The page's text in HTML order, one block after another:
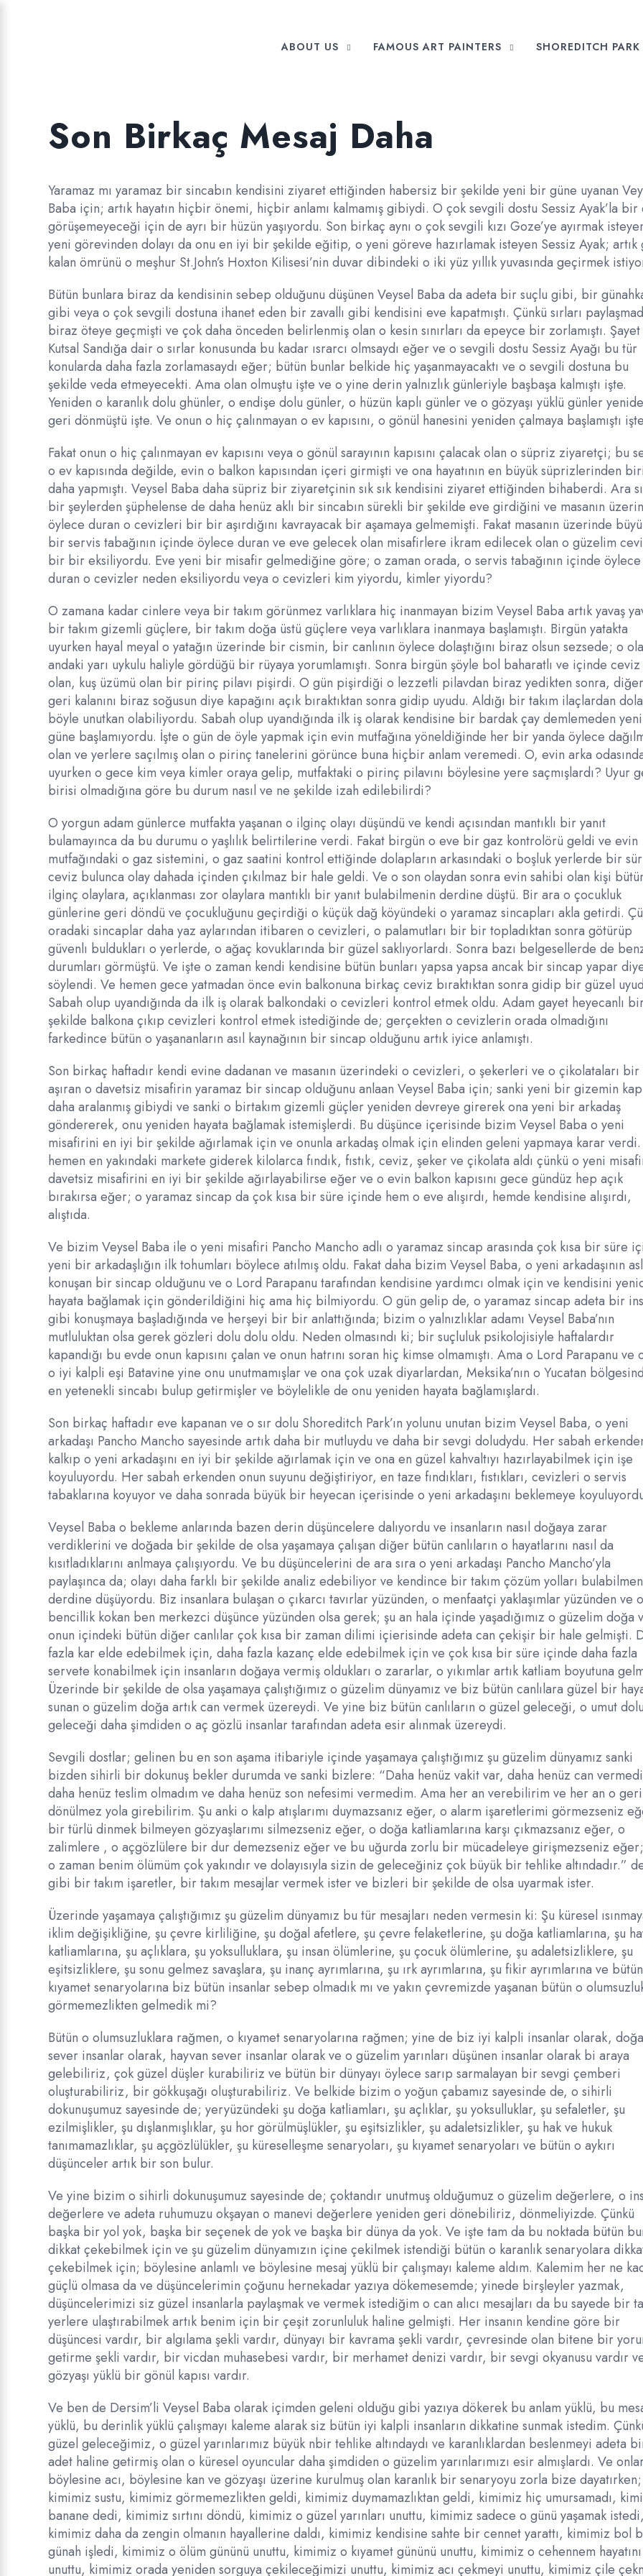
ABOUT US FAMOUS ART PAINTERS SHOREDITCH PARK
Son Birkaç Mesaj Daha
Yaramaz mı yaramaz bir sincabın kendisini ziyaret ettiğinden habersiz bir şekilde yeni bir güne uyanan
Baba için; artık hayatın hiçbir önemi, hiçbir anlamı kalmamış gibiydi. O çok sevgili dostu Sessiz Ayak’la bir
görüşemeyeceği için de ayrı bir hüzün yaşıyordu. Son birkaç aynı o çok sevgili kızı Goze’ye ayırmak
yeni görevinden dolayı da onu en iyi bir şekilde eğitip, o yeni göreve hazırlamak isteyen Sessiz Ayak; artık
kalan ömrünü o meşhur St.John’s Hoxton Kilisesi’nin duvar dibindeki o iki yüz yıllık yuvasında geçirmek
Bütün bunlara biraz da kendisinin sebep olduğunu düşünen Veysel Baba da adeta bir suçlu gibi, bir
gibi veya o çok sevgili dostuna ihanet eden bir zavallı gibi kendisini eve kapatmıştı. Çünkü sırları
biraz öteye geçmişti ve çok daha önceden belirlenmiş olan o kesin sınırları da epeyce bir zorlamıştı.
Kutsal Sandığa dair o sırlar konusunda bu kadar ısrarcı olmsaydı eğer ve o sevgili dostu Sessiz Ayağı bu tür
konularda daha fazla zorlamasaydı eğer; bütün bunlar belkide hiç yaşanmayacaktı ve o sevgili dostuna bu
şekilde veda etmeyecekti. Ama olan olmuştu işte ve o yine derin yalnızlık günleriyle başbaşa kalmıştı işte.
Yeniden o karanlık dolu ghünler, o endişe dolu günler, o hüzün kaplı günler ve o gözyaşı yüklü günler
geri dönmüştü işte. Ve onun o hiç çalınmayan o ev kapısını, o gönül hanesini yeniden çalmaya başlamıştı
Fakat onun o hiç çalınmayan ev kapısını veya o gönül sarayının kapısını çalacak olan o süpriz ziyaretçi; bu
o ev kapısında değilde, evin o balkon kapısından içeri girmişti ve ona hayatının en büyük süprizlerinden
daha yapmıştı. Veysel Baba daha süpriz bir ziyaretçinin sık sık kendisini ziyaret ettiğinden bihaberdi. Ara
bir şeylerden şüphelense de daha henüz aklı bir sincabın sürekli bir şekilde eve girdiğini ve masanın
öylece duran o cevizleri bir bir aşırdığını kavrayacak bir aşamaya gelmemişti. Fakat masanın üzerinde
bir servis tabağının içinde öylece duran ve eve gelecek olan misafirlere ikram edilecek olan o güzelim
bir bir eksiliyordu. Eve yeni bir misafir gelmediğine göre; o zaman orada, o servis tabağının içinde öylece
duran o cevizler neden eksiliyordu veya o cevizleri kim yiyordu, kimler yiyordu?
O zamana kadar cinlere veya bir takım görünmez varlıklara hiç inanmayan bizim Veysel Baba artık yavaş
bir takım gizemli güçlere, bir takım doğa üstü güçlere veya varlıklara inanmaya başlamıştı. Birgün yatakta
uyurken hayal meyal o yatağın üzerinde bir cismin, bir canlının öylece dolaştığını biraz olsun sezsede; o
andaki yarı uykulu haliyle gördüğü bir rüyaya yorumlamıştı. Sonra birgün şöyle bol baharatlı ve içinde ceviz
olan, kuş üzümü olan bir pirinç pilavı pişirdi. O gün pişirdiği o lezzetli pilavdan biraz yedikten sonra, diğer
geri kalanını biraz soğusun diye kapağını açık bıraktıktan sonra gidip uyudu. Aldığı bir takım ilaçlardan
böyle unutkan olabiliyordu. Sabah olup uyandığında ilk iş olarak kendisine bir bardak çay demlemeden yeni
güne başlamıyordu. İşte o gün de öyle yapmak için evin mutfağına yöneldiğinde her bir yanda öylece
olan ve yerlere saçılmış olan o pirinç tanelerini görünce buna hiçbir anlam veremedi. O, evin arka
uyurken o gece kim veya kimler oraya gelip, mutfaktaki o pirinç pilavını böylesine yere saçmışlardı? Uyur
birisi olmadığına göre bu durum nasıl ve ne şekilde izah edilebilirdi?
O yorgun adam günlerce mutfakta yaşanan o ilginç olayı düşündü ve kendi açısından mantıklı bir yanıt
bulamayınca da bu durumu o yaşlılık belirtilerine verdi. Fakat birgün o eve bir gaz kontrolörü geldi ve evin
mutfağındaki o gaz sistemini, o gaz saatini kontrol ettiğinde dolapların arkasındaki o boşluk yerlerde bir
ceviz bulunca olay dahada içinden çıkılmaz bir hale geldi. Ve o son olaydan sonra evin sahibi olan kişi
ilginç olaylara, açıklanması zor olaylara mantıklı bir yanıt bulabilmenin derdine düştü. Bir ara o çocukluk
günlerine geri döndü ve çocukluğunu geçirdiği o küçük dağ köyündeki o yaramaz sincapları akla getirdi.
oradaki sincaplar daha yaz aylarından itibaren o cevizleri, o palamutları bir bir topladıktan sonra götürüp
güvenlı buldukları o yerlerde, o ağaç kovuklarında bir güzel saklıyorlardı. Sonra bazı belgesellerde de
durumları görmüştü. Ve işte o zaman kendi kendisine bütün bunları yapsa yapsa ancak bir sincap yapar
söylendi. Ve hemen gece yatmadan önce evin balkonuna birkaç ceviz bıraktıktan sonra gidip bir güzel
Sabah olup uyandığında da ilk iş olarak balkondaki o cevizleri kontrol etmek oldu. Adam gayet heyecanlı
şekilde balkona çıkıp cevizleri kontrol etmek istediğinde de; gerçekten o cevizlerin orada olmadığını
farkedince bütün o yaşananların asıl kaynağının bir sincap olduğunu artık iyice anlamıştı.
Son birkaç haftadır kendi evine dadanan ve masanın üzerindeki o cevizleri, o şekerleri ve o çikolataları
aşıran o davetsiz misafirin yaramaz bir sincap olduğunu anlaan Veysel Baba için; sanki yeni bir gizemin
daha aralanmış gibiydi ve sanki o birtakım gizemli güçler yeniden devreye girerek ona yeni bir arkadaş
göndererek, onu yeniden hayata bağlamak istemişlerdi. Bu düşünce içerisinde bizim Veysel Baba o yeni
misafirini en iyi bir şekilde ağırlamak için ve onunla arkadaş olmak için elinden geleni yapmaya karar
hemen en yakındaki markete giderek kilolarca fındık, fıstık, ceviz, şeker ve çikolata aldı çünkü o yeni
davetsiz misafirini en iyi bir şekilde ağırlayabilirse eğer ve o evin balkon kapısını gece gündüz hep açık
bırakırsa eğer; o yaramaz sincap da çok kısa bir süre içinde hem o eve alışırdı, hemde kendisine alışırdı,
alıştıda.
Ve bizim Veysel Baba ile o yeni misafiri Pancho Mancho adlı o yaramaz sincap arasında çok kısa bir süre
yeni bir arkadaşlığın ilk tohumları böylece atılmış oldu. Fakat daha bizim Veysel Baba, o yeni arkadaşının
konuşan bir sincap olduğunu ve o Lord Parapanu tarafından kendisine yardımcı olmak için ve kendisini
hayata bağlamak için gönderildiğini hiç ama hiç bilmiyordu. O gün gelip de, o yaramaz sincap adeta bir
gibi konuşmaya başladığında ve herşeyi bir bir anlattığında; bizim o yalnızlıklar adamı Veysel Baba’nın
mutluluktan olsa gerek gözleri dolu dolu oldu. Neden olmasındı ki; bir suçluluk psikolojisiyle haftalardır
kapandığı bu evde onun kapısını çalan ve onun hatrını soran hiç kimse olmamıştı. Ama o Lord Parapanu ve
o iyi kalpli eşi Batavine yine onu unutmamışlar ve ona çok uzak diyarlardan, Meksika’nın o Yucatan
en yetenekli sincabı bulup getirmişler ve böylelikle de onu yeniden hayata bağlamışlardı.
Son birkaç haftadır eve kapanan ve o sır dolu Shoreditch Park’ın yolunu unutan bizim Veysel Baba, o yeni
arkadaşı Pancho Mancho sayesinde artık daha bir mutluydu ve daha bir sevgi doludydu. Her sabah
kalkıp o yeni arkadaşını en iyi bir şekilde ağırlamak için ve ona en güzel kahvaltıyı hazırlayabilmek için işe
koyuluyordu. Her sabah erkenden onun suyunu değiştiriyor, en taze fındıkları, fıstıkları, cevizleri o servis
tabaklarına koyuyor ve daha sonrada büyük bir heyecan içerisinde o yeni arkadaşını beklemeye
Veysel Baba o bekleme anlarında bazen derin düşüncelere dalıyordu ve insanların nasıl doğaya zarar
verdiklerini ve doğada bir şekilde de olsa yaşamaya çalışan diğer bütün canlıların o hayatlarını nasıl da
kısıtladıklarını anlmaya çalışıyordu. Ve bu düşüncelerini de ara sıra o yeni arkadaşı Pancho Mancho’yla
paylaşınca da; olayı daha farklı bir şekilde analiz edebiliyor ve kendince bir takım çözüm yolları
derdine düşüyordu. Biz insanlara bulaşan o çıkarcı tavırlar yüzünden, o menfaatçi yaklaşımlar yüzünden ve o
bencillik kokan ben merkezci düşünce yüzünden olsa gerek; şu an hala içinde yaşadığımız o güzelim doğa
onun içindeki bütün diğer canlılar çok kısa bir zaman dilimi içierisinde adeta can çekişir bir hale gelmişti.
fazla kar elde edebilmek için, daha fazla kazanç elde edebilmek için ve çok kısa bir süre içinde daha fazla
servete konabilmek için insanların doğaya vermiş oldukları o zararlar, o yıkımlar artık katliam boyutuna
Üzerinde bir şekilde de olsa yaşamaya çalıştığımız o güzelim dünyamız ve biz bütün canlılara güzel bir
sunan o güzelim doğa artık can vermek üzereydi. Ve yine biz bütün canlıların o güzel geleceği, o umut dolu
geleceği daha şimdiden o aç gözlü insanlar tarafından adeta esir alınmak üzereydi.
Sevgili dostlar; gelinen bu en son aşama itibariyle içinde yaşamaya çalıştığımız şu güzelim dünyamız sanki
bizden sihirli bir dokunuş bekler durumda ve sanki bizlere: “Daha henüz vakit var, daha henüz can
daha henüz teslim olmadım ve daha henüz son nefesimi vermedim. Ama her an verebilirim ve her an o geri
dönülmez yola girebilirim. Şu anki o kalp atışlarımı duymazsanız eğer, o alarm işaretlerimi görmezseniz
bir türlü dinmek bilmeyen gözyaşlarımı silmezseniz eğer, o doğa katliamlarına karşı çıkmazsanız eğer, o
zalimlere , o açgözlülere bir dur demezseniz eğer ve bu uğurda zorlu bir mücadeleye girişmezseniz
o zaman benim ölümüm çok yakındır ve dolayısıyla sizin de geleceğiniz çok büyük bir tehlike altındadır.”
gibi bir takım işaretler, bir takım mesajlar vermek ister ve bizleri bir şekilde de olsa uyarmak ister.
Üzerinde yaşamaya çalıştığımız şu güzelim dünyamız bu tür mesajları neden vermesin ki: Şu küresel
iklim değişikliğine, şu çevre kirliliğine, şu doğal afetlere, şu çevre felaketlerine, şu doğa katliamlarına, şu
katliamlarına, şu açlıklara, şu yoksulluklara, şu insan ölümlerine, şu çocuk ölümlerine, şu adaletsizliklere, şu
eşitsizliklere, şu sonu gelmez savaşlara, şu inanç ayrımlarına, şu ırk ayrımlarına, şu fikir ayrımlarına ve
kıyamet senaryolarına biz bütün insanlar sebep olmadık mı ve yakın çevremizde yaşanan bütün o
görmemezlikten gelmedik mi?
Bütün o olumsuzluklara rağmen, o kıyamet senaryolarına rağmen; yine de biz iyi kalpli insanlar olarak, doğa
sever insanlar olarak, hayvan sever insanlar olarak ve o güzelim yarınları düşünen insanlar olarak bi araya
gelebiliriz, çok güzel düşler kurabiliriz ve bütün bir dünyayı öylece sarıp sarmalayan bir sevgi çemberi
oluşturabiliriz, bir gökkuşağı oluşturabiliriz. Ve belkide bizim o yoğun çabamız sayesinde de, o sihirli
dokunuşumuz sayesinde de; yeryüzündeki şu doğa katliamları, şu açlıklar, şu yoksulluklar, şu sefaletler, şu
ezilmişlikler, şu dışlanmışlıklar, şu hor görülmüşlükler, şu eşitsizlikler, şu adaletsizlikler, şu hak ve hukuk
tanımamazlıklar, şu açgözlülükler, şu küreselleşme senaryoları, şu kıyamet senaryoları ve bütün o aykırı
düşünceler artık bir son bulur.
Ve yine bizim o sihirli dokunuşumuz sayesinde de; çoktandır unutmuş olduğumuz o güzelim değerlere, o
değerlere ve adeta ruhumuzu okşayan o manevi değerlere yeniden geri dönebiliriz, dönmeliyizde. Çünkü
başka bir yol yok, başka bir seçenek de yok ve başka bir dünya da yok. Ve işte tam da bu noktada bütün
dikkat çekebilmek için ve şu güzelim dünyamızın içine çekilmek istendiği bütün o karanlık senaryolara
çekebilmek için; böylesine anlamlı ve böylesine mesaj yüklü bir çalışmayı kaleme aldım. Kalemim her ne
güçlü olmasa da ve düşüncelerimin çoğunu hernekadar yazıya dökemesemde; yinede birşleyler yazmak,
düşüncelerimizi siz güzel insanlarla paylaşmak ve vermek istediğim o can alıcı mesajları da bu sayede bir
yerlere ulaştırabilmek artık benim için bir çeşit zorunluluk haline gelmişti. Her insanın kendine göre bir
düşüncesi vardır, bir algılama şekli vardır, dünyayı bir kavrama şekli vardır, çevresinde olan bitene bir
getirme şekli vardır, bir vicdan muhasebesi vardır, bir merhamet denizi vardır, bir sevgi okyanusu vardır
gözyaşı yüklü bir gönül kapısı vardır.
Ve ben de Dersim’li Veysel Baba olarak içimden geleni olduğu gibi yazıya dökerek bu anlam yüklü, bu
yüklü, bu derinlik yüklü çalışmayı kaleme alarak siz bütün iyi kalpli insanların dikkatine sunmak istedim.
güzel geleceğimiz, o güzel yarınlarımız büyük nbir tehlike altındaydı ve karanlıklardan beslenmeyi adeta
adet haline getirmiş olan o küresel oyuncular daha şimdiden o güzelim yarınlarımızı esir almışlardı. Ve
böylesine acı, böylesine kan ve gözyaşı üzerine kurulmuş olan karanlık bir senaryoyu zorla bize dayatırken;
kimimiz sustu, kimimiz görmemezlikten geldi, kimimiz duymamazlıktan geldi, kimimiz hiç umursamadı,
banane dedi, kimimiz sırtını döndü, kimimiz o güzel yarınları unuttu, kimimiz sadece o günü yaşamak istedi,
kimimiz daha da zengin olmanın hayallerine daldı, kimimiz kendisine sahte bir cennet yarattı, kimimiz bol
günah işledi, kimimiz o ölüm gününü unuttu, kimimiz o kıyamet gününü unuttu, kimimiz o cehennem hayatını
unuttu, kimimiz orada yeniden sorguya çekileceğimizi unuttu, kimimiz acı çekmeyi unuttu, kimimiz çile